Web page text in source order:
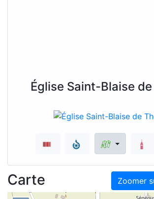
Église Saint-Blaise
Zoomer
Carte